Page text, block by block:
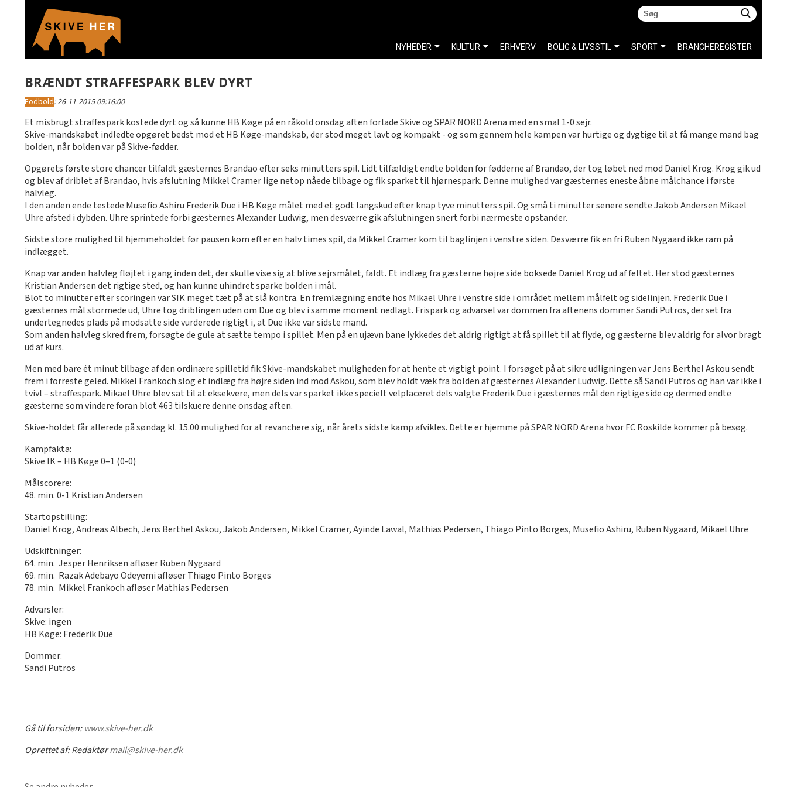
BRÆNDT STRAFFESPARK BLEV DYRT
Fodbold:26-11-2015 09:16:00
Et misbrugt straffespark kostede dyrt og så kunne HB Køge på en råkold onsdag aften forlade Skive og SPAR NORD Arena med en smal 1-0 sejr.
Skive-mandskabet indledte opgøret bedst mod et HB Køge-mandskab, der stod meget lavt og kompakt - og som gennem hele kampen var hurtige og dygtige til at få mange mand bag
bolden, når bolden var på Skive-fødder.
Opgørets første store chancer tilfaldt gæsternes Brandao efter seks minutters spil. Lidt tilfældigt endte bolden for fødderne af Brandao, der tog løbet ned mod Daniel Krog. Krog gik ud
og blev af driblet af Brandao, hvis afslutning Mikkel Cramer lige netop nåede tilbage og fik sparket til hjørnespark. Denne mulighed var gæsternes eneste åbne målchance i første
halvleg.
I den anden ende testede Musefio Ashiru Frederik Due i HB Køge målet med et godt langskud efter knap tyve minutters spil. Og små ti minutter senere sendte Jakob Andersen Mikael
Uhre afsted i dybden. Uhre sprintede forbi gæsternes Alexander Ludwig, men desværre gik afslutningen snert forbi nærmeste opstander.
Sidste store mulighed til hjemmeholdet før pausen kom efter en halv times spil, da Mikkel Cramer kom til baglinjen i venstre siden. Desværre fik en fri Ruben Nygaard ikke ram på
indlægget.
Knap var anden halvleg fløjtet i gang inden det, der skulle vise sig at blive sejrsmålet, faldt. Et indlæg fra gæsterne højre side boksede Daniel Krog ud af feltet. Her stod gæsternes
Kristian Andersen det rigtige sted, og han kunne uhindret sparke bolden i mål.
Blot to minutter efter scoringen var SIK meget tæt på at slå kontra. En fremlægning endte hos Mikael Uhre i venstre side i området mellem målfelt og sidelinjen. Frederik Due i
gæsternes mål stormede ud, Uhre tog driblingen uden om Due og blev i samme moment nedlagt. Frispark og advarsel var dommen fra aftenens dommer Sandi Putros, der set fra
undertegnedes plads på modsatte side vurderede rigtigt i, at Due ikke var sidste mand.
Som anden halvleg skred frem, forsøgte de gule at sætte tempo i spillet. Men på en ujævn bane lykkedes det aldrig rigtigt at få spillet til at flyde, og gæsterne blev aldrig for alvor bragt
ud af kurs.
Men med bare ét minut tilbage af den ordinære spilletid fik Skive-mandskabet muligheden for at hente et vigtigt point. I forsøget på at sikre udligningen var Jens Berthel Askou sendt
frem i forreste geled. Mikkel Frankoch slog et indlæg fra højre siden ind mod Askou, som blev holdt væk fra bolden af gæsternes Alexander Ludwig. Dette så Sandi Putros og han var ikke i
tvivl – straffespark. Mikael Uhre blev sat til at eksekvere, men dels var sparket ikke specielt velplaceret dels valgte Frederik Due i gæsternes mål den rigtige side og dermed endte
gæsterne som vindere foran blot 463 tilskuere denne onsdag aften.
Skive-holdet får allerede på søndag kl. 15.00 mulighed for at revanchere sig, når årets sidste kamp afvikles. Dette er hjemme på SPAR NORD Arena hvor FC Roskilde kommer på besøg.
Kampfakta:
Skive IK – HB Køge 0–1 (0-0)
Målscorere:
48. min. 0-1 Kristian Andersen
Startopstilling:
Daniel Krog, Andreas Albech, Jens Berthel Askou, Jakob Andersen, Mikkel Cramer, Ayinde Lawal, Mathias Pedersen, Thiago Pinto Borges, Musefio Ashiru, Ruben Nygaard, Mikael Uhre
Udskiftninger:
64. min. Jesper Henriksen afløser Ruben Nygaard
69. min. Razak Adebayo Odeyemi afløser Thiago Pinto Borges
78. min. Mikkel Frankoch afløser Mathias Pedersen
Advarsler:
Skive: ingen
HB Køge: Frederik Due
Dommer:
Sandi Putros
Gå til forsiden:www.skive-her.dk
Oprettet af:Redaktørmail@skive-her.dk
NYHEDER KULTUR ERHVERV BOLIG & LIVSSTIL SPORT BRANCHEREGISTER